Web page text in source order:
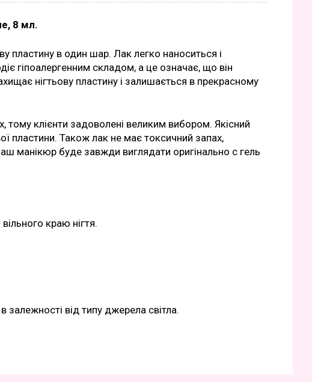
8 мл.
пластину в один шар. Лак легко наноситься і
гіпоалергенним складом, а це означає, що він
нігтьову пластину і залишається в прекрасному
тому клієнти задоволені великим вибором. Якісний
пластини. Також лак не має токсичний запах,
манікюр буде завжди виглядати оригінально с гель
краю нігтя.
від типу джерела світла.